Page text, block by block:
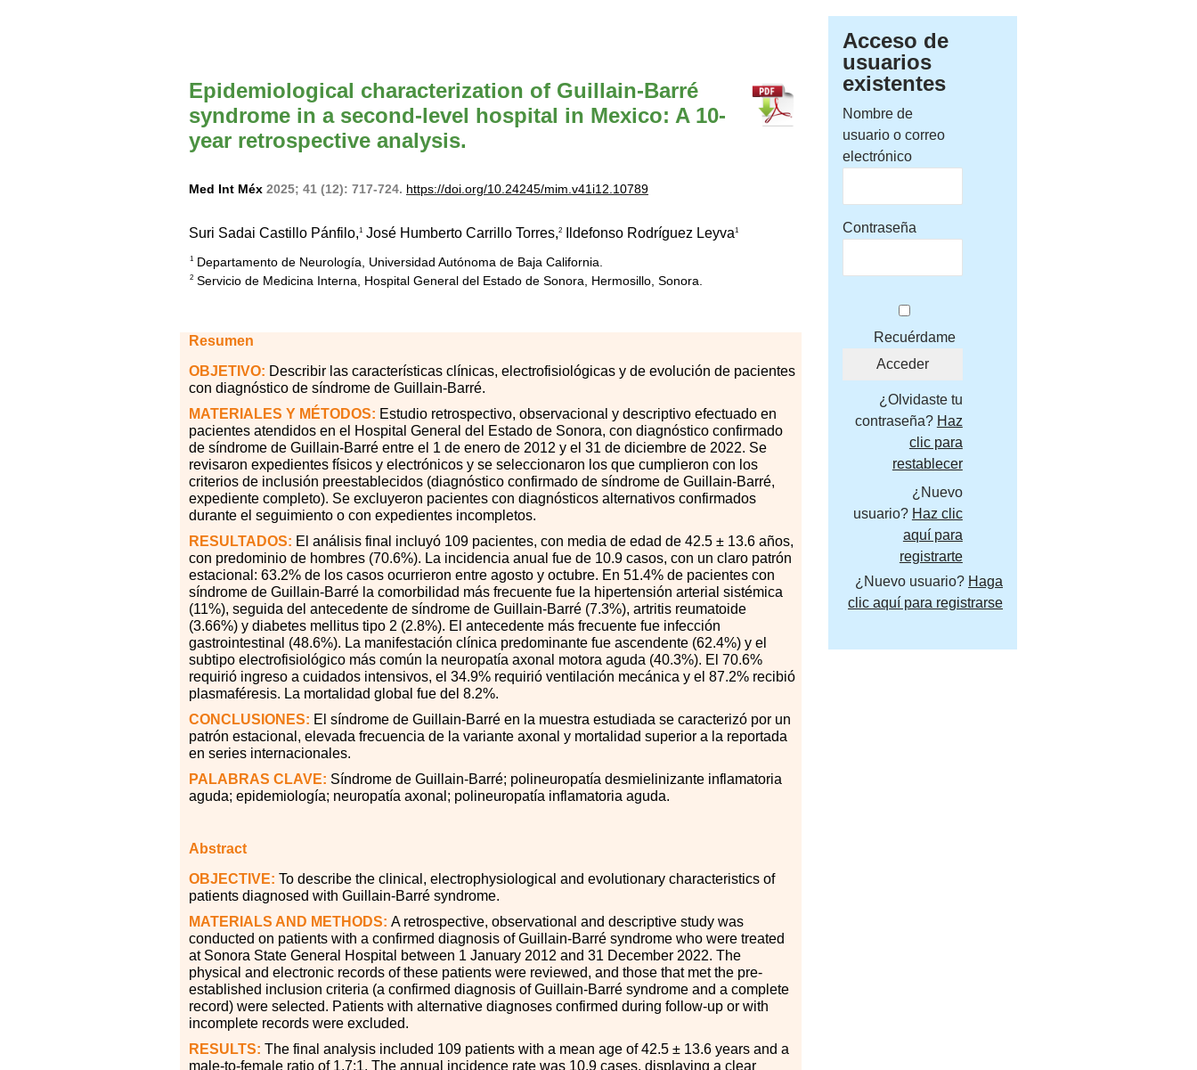
Epidemiological characterization of Guillain-Barré
syndrome in a second-level hospital in Mexico: A 10-
year retrospective analysis.
Med Int Méx 2025; 41 (12): 717-724. https://doi.org/10.24245/mim.v41i12.10789
Suri Sadai Castillo Pánfilo,1 José Humberto Carrillo Torres,2 Ildefonso Rodríguez Leyva1
1 Departamento de Neurología, Universidad Autónoma de Baja California.
2 Servicio de Medicina Interna, Hospital General del Estado de Sonora, Hermosillo, Sonora.
Resumen
OBJETIVO: Describir las características clínicas, electrofisiológicas y de evolución de pacientes
con diagnóstico de síndrome de Guillain-Barré.
MATERIALES Y MÉTODOS: Estudio retrospectivo, observacional y descriptivo efectuado en
pacientes atendidos en el Hospital General del Estado de Sonora, con diagnóstico confirmado
de síndrome de Guillain-Barré entre el 1 de enero de 2012 y el 31 de diciembre de 2022. Se
revisaron expedientes físicos y electrónicos y se seleccionaron los que cumplieron con los
criterios de inclusión preestablecidos (diagnóstico confirmado de síndrome de Guillain-Barré,
expediente completo). Se excluyeron pacientes con diagnósticos alternativos confirmados
durante el seguimiento o con expedientes incompletos.
RESULTADOS: El análisis final incluyó 109 pacientes, con media de edad de 42.5 ± 13.6 años,
con predominio de hombres (70.6%). La incidencia anual fue de 10.9 casos, con un claro patrón
estacional: 63.2% de los casos ocurrieron entre agosto y octubre. En 51.4% de pacientes con
síndrome de Guillain-Barré la comorbilidad más frecuente fue la hipertensión arterial sistémica
(11%), seguida del antecedente de síndrome de Guillain-Barré (7.3%), artritis reumatoide
(3.66%) y diabetes mellitus tipo 2 (2.8%). El antecedente más frecuente fue infección
gastrointestinal (48.6%). La manifestación clínica predominante fue ascendente (62.4%) y el
subtipo electrofisiológico más común la neuropatía axonal motora aguda (40.3%). El 70.6%
requirió ingreso a cuidados intensivos, el 34.9% requirió ventilación mecánica y el 87.2% recibió
plasmaféresis. La mortalidad global fue del 8.2%.
CONCLUSIONES: El síndrome de Guillain-Barré en la muestra estudiada se caracterizó por un
patrón estacional, elevada frecuencia de la variante axonal y mortalidad superior a la reportada
en series internacionales.
PALABRAS CLAVE: Síndrome de Guillain-Barré; polineuropatía desmielinizante inflamatoria
aguda; epidemiología; neuropatía axonal; polineuropatía inflamatoria aguda.
Abstract
OBJECTIVE: To describe the clinical, electrophysiological and evolutionary characteristics of
patients diagnosed with Guillain-Barré syndrome.
MATERIALS AND METHODS: A retrospective, observational and descriptive study was
conducted on patients with a confirmed diagnosis of Guillain-Barré syndrome who were treated
at Sonora State General Hospital between 1 January 2012 and 31 December 2022. The
physical and electronic records of these patients were reviewed, and those that met the pre-
established inclusion criteria (a confirmed diagnosis of Guillain-Barré syndrome and a complete
record) were selected. Patients with alternative diagnoses confirmed during follow-up or with
incomplete records were excluded.
RESULTS: The final analysis included 109 patients with a mean age of 42.5 ± 13.6 years and a
male-to-female ratio of 1.7:1. The annual incidence rate was 10.9 cases, displaying a clear
Acceso de
usuarios
existentes
Nombre de
usuario o correo
electrónico
Contraseña
Recuérdame
¿Olvidaste tu
contraseña? Haz
clic para
restablecer
¿Nuevo
usuario? Haz clic
aquí para
registrarte
¿Nuevo usuario? Haga
clic aquí para registrarse